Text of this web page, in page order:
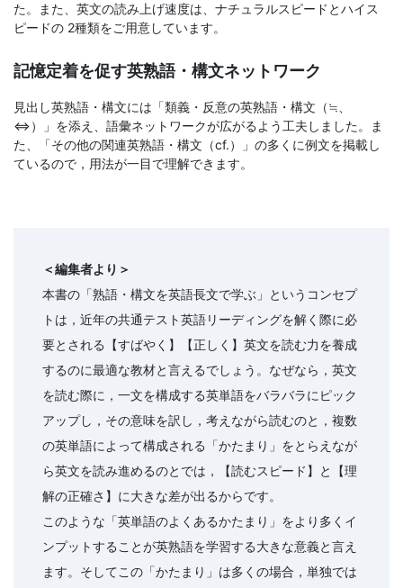
芸
書
ま
で
た。また、英文の読み上げ速度は、ナチュラルスピードとハイス
ピードの 2種類をご用意しています。
記憶定着を促す英熟語・構文ネットワーク
見出し英熟語・構文には「類義・反意の英熟語・構文（≒、
⇔）」を添え、語彙ネットワークが広がるよう工夫しました。ま
た、「その他の関連英熟語・構文（cf.）」の多くに例文を掲載し
ているので，用法が一目で理解できます。
＜編集者より＞
本書の「熟語・構文を英語長文で学ぶ」というコンセプ
トは，近年の共通テスト英語リーディングを解く際に必
要とされる【すばやく】【正しく】英文を読む力を養成
するのに最適な教材と言えるでしょう。なぜなら，英文
を読む際に，一文を構成する英単語をバラバラにピック
アップし，その意味を訳し，考えながら読むのと，複数
の英単語によって構成される「かたまり」をとらえなが
ら英文を読み進めるのとでは，【読むスピード】と【理
解の正確さ】に大きな差が出るからです。
このような「英単語のよくあるかたまり」をより多くイ
ンプットすることが英熟語を学習する大きな意義と言え
ます。そしてこの「かたまり」は多くの場合，単独では